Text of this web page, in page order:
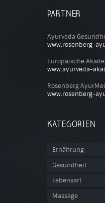
PARTNER
Ayurveda
www.rosenberg-
Europäische
www.ayurveda-
Rosenberg
www.rosenberg-
KATEGORIEN
Ernährung
Gesundheit
Lebensart
Massage